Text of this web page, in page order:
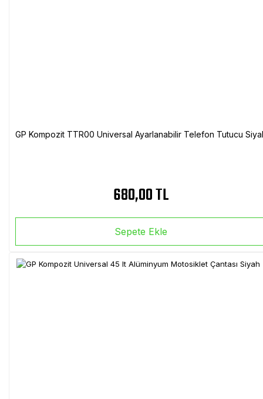
GP Kompozit TTR00 Universal Ayarlanabilir Telefon Tutucu
680,00 TL
Sepete Ekle